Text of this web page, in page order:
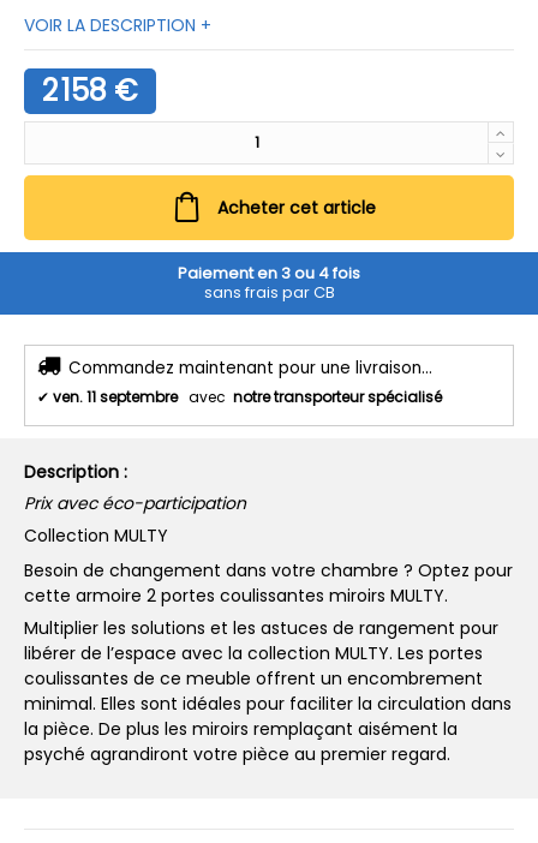
VOIR LA DESCRIPTION +
2 158 €
Acheter cet article
Paiement en 3 ou 4 fois
sans frais par CB
Commandez maintenant pour une livraison...
✔ ven. 11 septembre avec notre transporteur spécialisé
Description :
Prix avec éco-participation
Collection MULTY
Besoin de changement dans votre chambre ? Optez pour
cette armoire 2 portes coulissantes miroirs MULTY.
Multiplier les solutions et les astuces de rangement pour
libérer de l’espace avec la collection MULTY. Les portes
coulissantes de ce meuble offrent un encombrement
minimal. Elles sont idéales pour faciliter la circulation dans
la pièce. De plus les miroirs remplaçant aisément la
psyché agrandiront votre pièce au premier regard.